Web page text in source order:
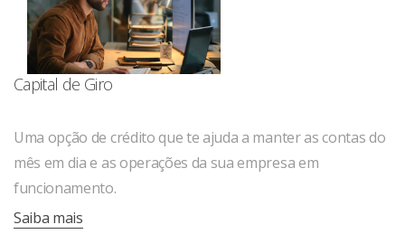
Capital de Giro
Uma opção de crédito que te ajuda a manter as contas do
mês em dia e as operações da sua empresa em
funcionamento.
Saiba mais